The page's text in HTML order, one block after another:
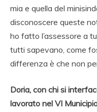
mia e quella del
disconoscere queste
ho fatto l’assessore a
tutti sapevano, come
differenza è che non
Doria, con chi si
lavorato nel VI